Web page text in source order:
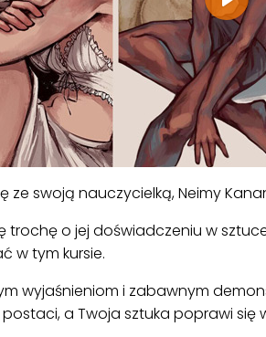
Play
ze swoją nauczycielką, Neimy
trochę o jej doświadczeniu w
w tym kursie.
wyjaśnieniom i zabawnym
a Twoja sztuka poprawi się